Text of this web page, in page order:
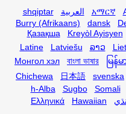
shqiptar العربية አማርኛ
Burry (Afrikaans)
dansk
Қазақша
Kreyòl Ayisyen
Latine
Latviešu ລາວ
Монгол хэл
বাংলা ভাষার မြန်မ
Chichewa
日本語 svenska
h-Alba
Sugbo Somali
Ελληνικά
Hawaiian